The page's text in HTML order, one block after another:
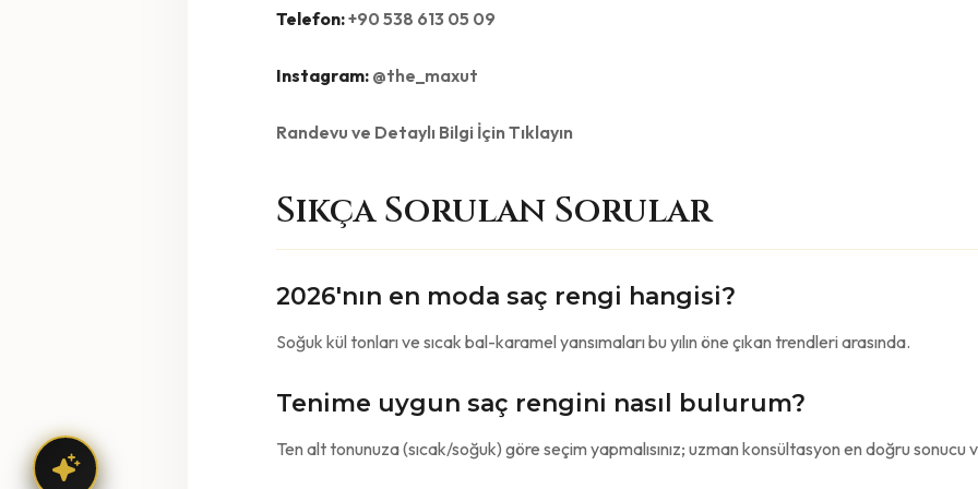
Telefon:+90 538 613 05 09
Instagram: @the_maxut
Randevu ve Detaylı Bilgi İçin Tıklayın
Sıkça Sorulan Sorular
2026'nın en moda saç rengi hangisi?
Soğuk kül tonları ve sıcak bal-karamel yansımaları bu yılın öne çıkan trendleri arasında.
Tenime uygun saç rengini nasıl bulurum?
Ten alt tonunuza (sıcak/soğuk) göre seçim yapmalısınız; uzman konsültasyon en doğru sonucu